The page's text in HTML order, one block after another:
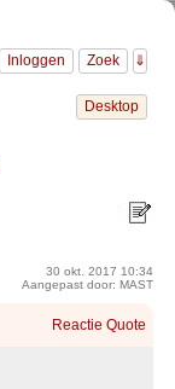
30 okt. 2017 10:34
Aangepast door: MAST
Reactie Quote